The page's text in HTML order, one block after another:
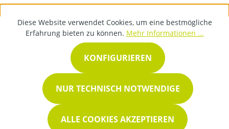
Diese Website verwendet Cookies, um eine bestmögliche
Erfahrung bieten zu können. Mehr Informationen ...
NUR TECHNISCH NOTWENDIGE
KONFIGURIEREN
ALLE COOKIES AKZEPTIEREN